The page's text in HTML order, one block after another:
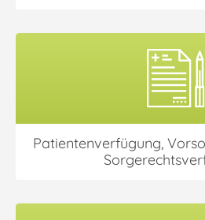
Patientenverfügung,